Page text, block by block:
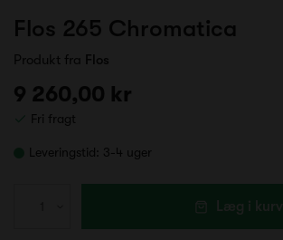
Flos 265 Chromatica
Produkt fra Flos
9 260,00 kr
Fri fragt
Leveringstid: 3-4 uger
Læg i kurv